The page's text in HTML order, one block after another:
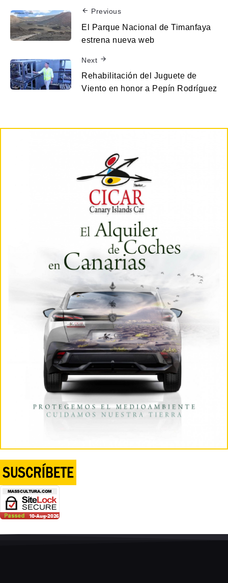
Previous
El Parque Nacional de Timanfaya
estrena nueva web
Next
Rehabilitación del Juguete de
Viento en honor a Pepín Rodríguez